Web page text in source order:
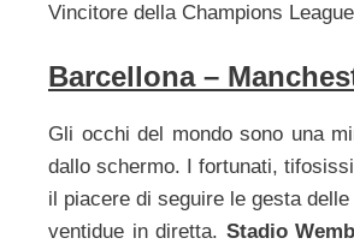
Vincitore della Champions
Barcellona –
Gli occhi del mondo sono una
dallo schermo. I fortunati,
il piacere di seguire le gesta
ventidue in diretta. Stadio